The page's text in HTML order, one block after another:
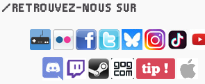
/RETROUVEZ-NOUS SUR